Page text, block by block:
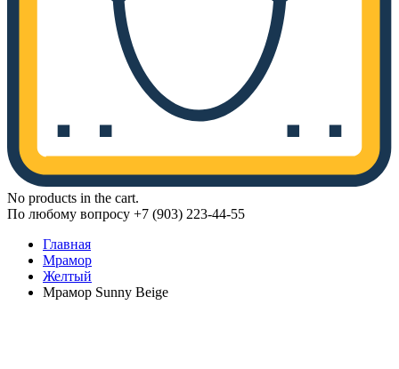
No products in the cart.
По любому вопросу +7 (903) 223-44-55
Главная
Мрамор
Желтый
Мрамор Sunny Beige